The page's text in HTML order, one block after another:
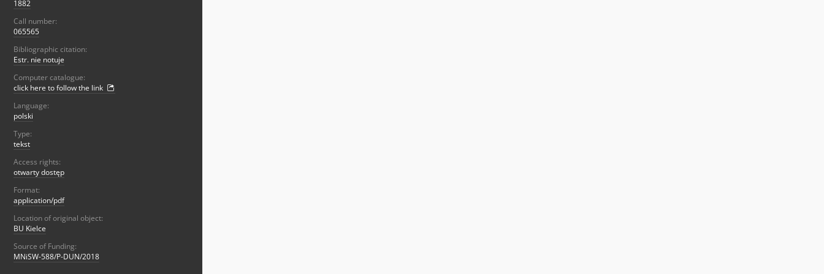
1882
Call number:
065565
Bibliographic citation:
Estr. nie notuje
Computer catalogue:
click here to follow the link
Language:
polski
Type:
tekst
Access rights:
otwarty dostęp
Format:
application/pdf
Location of original object:
BU Kielce
Source of Funding:
MNiSW-588/P-DUN/2018